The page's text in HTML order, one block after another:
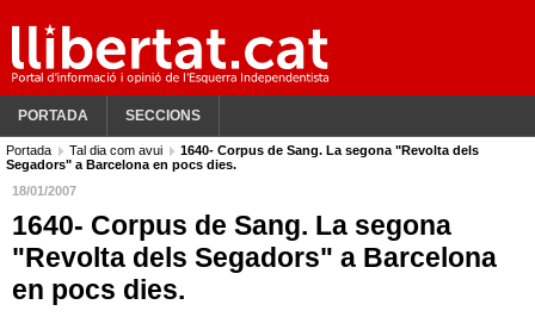
PORTADA SECCIONS
Portada Tal dia com avui
1640- Corpus de Sang. La segona "Revolta dels
Segadors" a Barcelona en pocs dies.
18/01/2007
1640- Corpus de Sang. La segona
"Revolta dels Segadors" a Barcelona
en pocs dies.